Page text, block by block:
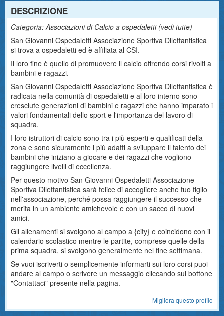
DESCRIZIONE
Categoria: Associazioni di Calcio a ospedaletti (vedi tutte)
San Giovanni Ospedaletti Associazione Sportiva Dilettantistica
si trova a ospedaletti ed è affiliata al CSI.
Il loro fine è quello di promuovere il calcio offrendo corsi rivolti a
bambini e ragazzi.
San Giovanni Ospedaletti Associazione Sportiva Dilettantistica è
radicata nella comunità di ospedaletti e al loro interno sono
cresciute generazioni di bambini e ragazzi che hanno imparato i
valori fondamentali dello sport e l'importanza del lavoro di
squadra.
I loro istruttori di calcio sono tra i più esperti e qualificati della
zona e sono sicuramente i più adatti a sviluppare il talento dei
bambini che iniziano a giocare e dei ragazzi che vogliono
raggiungere livelli di eccellenza.
Per questo motivo San Giovanni Ospedaletti Associazione
Sportiva Dilettantistica sarà felice di accogliere anche tuo figlio
nell'associazione, perché possa raggiungere il successo che
merita in un ambiente amichevole e con un sacco di nuovi
amici.
Gli allenamenti si svolgono al campo a {city} e coincidono con il
calendario scolastico mentre le partite, comprese quelle della
prima squadra, si svolgono generalmente nel fine settimana.
Se vuoi iscriverti o semplicemente informarti sui loro corsi puoi
andare al campo o scrivere un messaggio cliccando sul bottone
"Contattaci" presente nella pagina.
Migliora questo profilo